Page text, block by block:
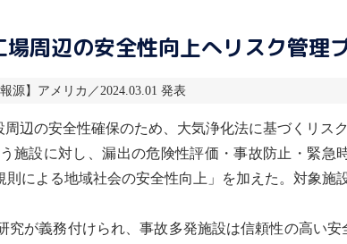
周辺の安全性向上へリスク管理
源】アメリカ／2024.03.01 発表
辺の安全性確保のため、大気浄化法に基づく リス
施設に対し、漏出の危険性評価・事故防止・緊急
による地域社会の安全性向上」を加えた。対象施
が義務付けられ、事故多発施設は信頼性の高い